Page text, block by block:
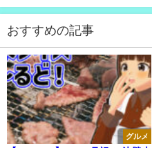
おすすめの記事
グルメ